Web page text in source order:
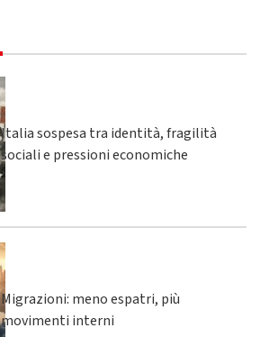
Italia sospesa tra identità, fragilità
sociali e pressioni economiche
Migrazioni: meno espatri, più
movimenti interni